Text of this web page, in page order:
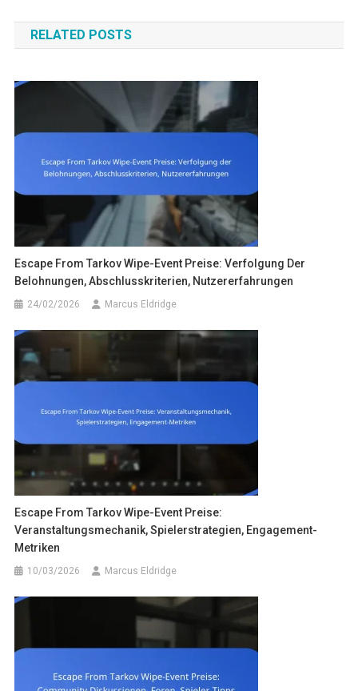
navigation
RELATED POSTS
Escape From Tarkov Wipe-Event Preise: Verfolgung Der
Belohnungen, Abschlusskriterien, Nutzererfahrungen
24/02/2026 Marcus Eldridge
Escape From Tarkov Wipe-Event Preise:
Veranstaltungsmechanik, Spielerstrategien, Engagement-
Metriken
10/03/2026 Marcus Eldridge